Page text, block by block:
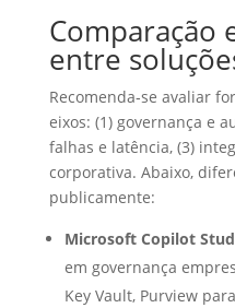
Comparação
entre
Recomenda‑se avaliar
eixos: (1) governança e
falhas e latência, (3)
corporativa. Abaixo,
publicamente:
Microsoft Copilot
em governança
Key Vault, Purview